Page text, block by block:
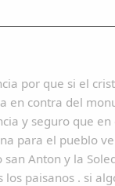
por que si el
en contra del
y seguro que
para el pueblo
Anton y la
paisanos . si